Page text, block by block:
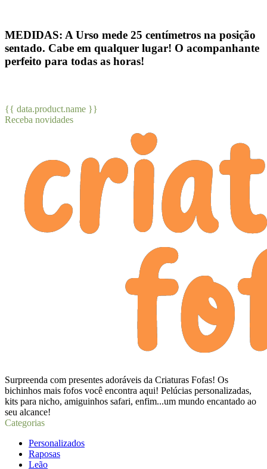
MEDIDAS: A Urso mede 25 centímetros na posição
sentado. Cabe em qualquer lugar! O acompanhante
perfeito para todas as horas!
{{ data.product.name }}
Receba novidades
Surpreenda com presentes adoráveis da Criaturas Fofas! Os
bichinhos mais fofos você encontra aqui! Pelúcias personalizadas,
kits para nicho, amiguinhos safari, enfim...um mundo encantado ao
seu alcance!
Categorias
Personalizados
Raposas
Leão